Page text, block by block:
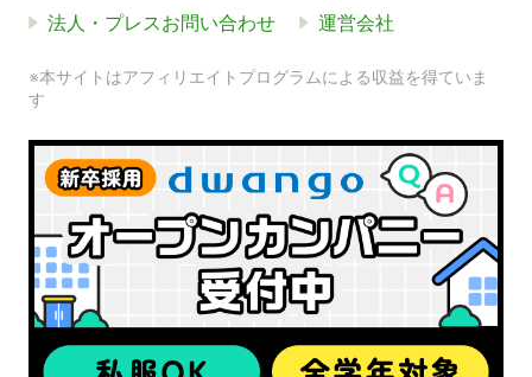
法人・プレスお問い合わせ 運営会社
※本サイトはアフィリエイトプログラムによる収益を得ていま
す